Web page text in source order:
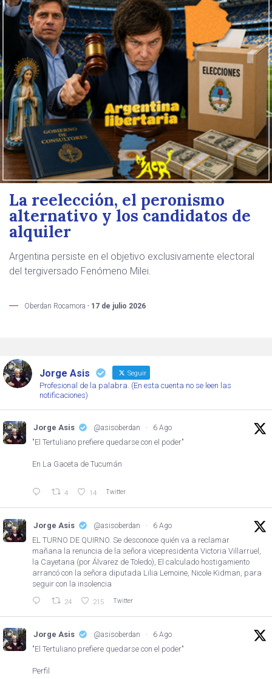
La reelección, el peronismo
alternativo y los candidatos de
alquiler
Argentina persiste en el objetivo exclusivamente electoral
del tergiversado Fenómeno Milei.
Oberdan Rocamora - 17 de julio 2026
Jorge Asis Seguir
Profesional de la palabra. (En esta cuenta no se leen las
notificaciones)
Jorge Asis @asisoberdan · 6 Ago
"El Tertuliano prefiere quedarse con el poder"
En La Gaceta de Tucumán
4 14 Twitter
Jorge Asis @asisoberdan · 6 Ago
EL TURNO DE QUIRNO. Se desconoce quién va a reclamar
mañana la renuncia de la señora vicepresidenta Victoria Villarruel,
la Cayetana (por Álvarez de Toledo), El calculado hostigamiento
arrancó con la señora diputada Lilia Lemoine, Nicole Kidman, para
seguir con la insolencia
24 215 Twitter
Jorge Asis @asisoberdan · 6 Ago
"El Tertuliano prefiere quedarse con el poder"
Perfil